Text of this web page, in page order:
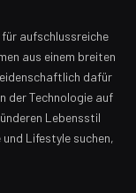
aufschlussreiche
aus einem breiten
dafür
der Technologie auf
Lebensstil
Lifestyle suchen,